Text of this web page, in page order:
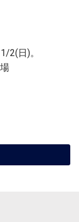
2(日)。